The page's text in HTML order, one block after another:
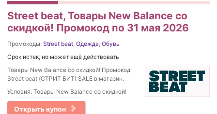
Street beat, Товары New Balance со
скидкой! Промокод по 31 мая 2026
Промокоды: Street beat, Одежда, Обувь
Срок истек, но может ещё действовать
Товары New Balance со скидкой! Промокод
Street beat (СТРИТ БИТ) SALE в магазин.
Условия: Товары New Balance со скидкой!
Открыть купон